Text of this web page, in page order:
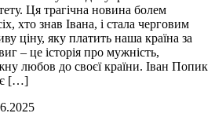
Ця трагічна новина болем
хто знав Івана, і стала черговим
ціну, яку платить наша країна за
– це історія про мужність,
любов до своєї країни. Іван Попик
[…]